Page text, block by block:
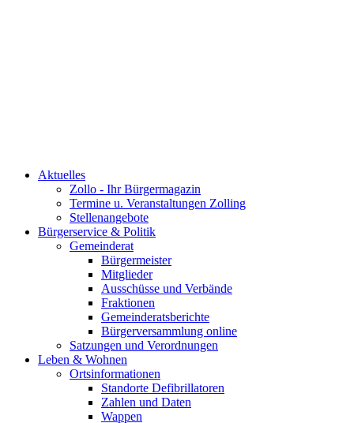
Aktuelles
Zollo - Ihr Bürgermagazin
Termine u. Veranstaltungen Zolling
Stellenangebote
Bürgerservice & Politik
Gemeinderat
Bürgermeister
Mitglieder
Ausschüsse und Verbände
Fraktionen
Gemeinderatsberichte
Bürgerversammlung online
Satzungen und Verordnungen
Leben & Wohnen
Ortsinformationen
Standorte Defibrillatoren
Zahlen und Daten
Wappen